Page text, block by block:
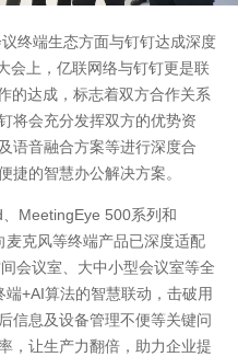
终端生态方面与钉钉达成深度
会上，亿联网络与钉钉更是联
的达成，标志着双方合作关系
将会充分发挥双方的优势资
语音融合方案等进行深度合
捷的智慧办公解决方案。
MeetingEye 500系列和
克风等终端产品已深度适配
会议室、大中小型会议室等全
+AI算法的智慧联动，击破用
信息及设备管理不便等关键问
，让生产力翻倍，助力企业提